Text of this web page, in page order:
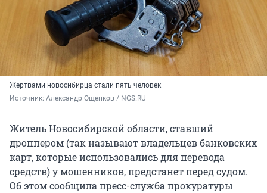
Жертвами новосибирца стали пять человек
Источник: Александр Ощепков / NGS.RU
Житель Новосибирской области, ставший
дроппером (так называют владельцев банковских
карт, которые использовались для перевода
средств) у мошенников, предстанет перед судом.
Об этом сообщила пресс-служба прокуратуры